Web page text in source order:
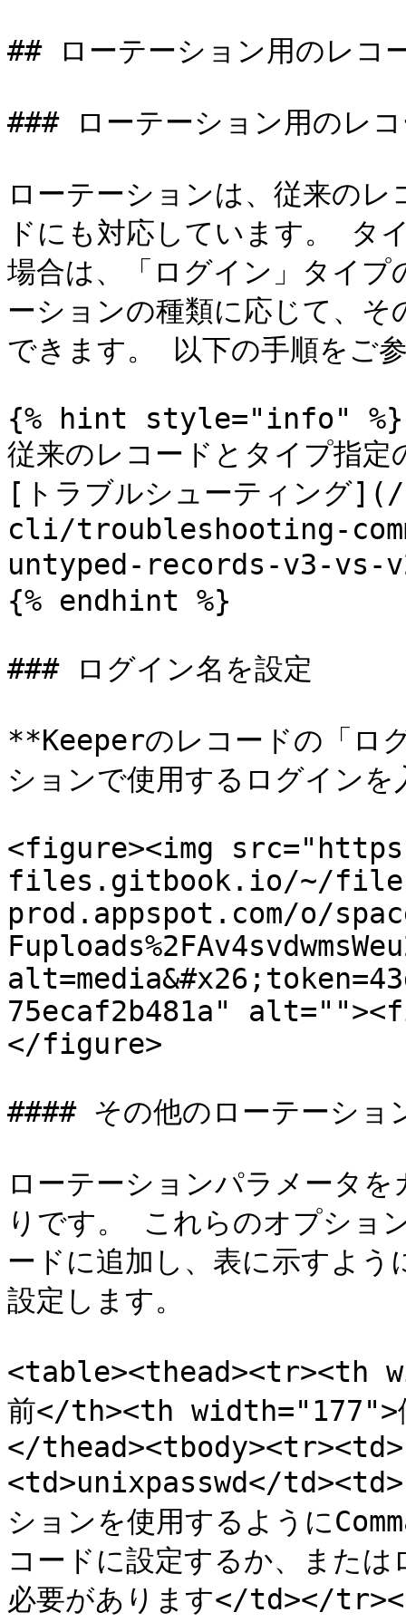
## ローテーション用のレコ
### ローテーション用のレ
ローテーションは、従来の
ドにも対応しています。 タ
場合は、「ログイン」タイ
ーションの種類に応じて、
できます。 以下の手順をご
{% hint style="info" %}
従来のレコードとタイプ指
[トラブルシューティング
cli/troubleshooting-
untyped-records-v3-vs-
{% endhint %}
### ログイン名を設定
**Keeperのレコードの「ロ
ションで使用するログイン
<figure><img
files.gitbook.io/~/
prod.appspot.com/o/
75ecaf2b481a"
</figure>
#### その他のローテーショ
ローテーションパラメータ
りです。 これらのオプショ
ードに追加し、表に示すよ
設定します。
<table><thead><tr><th
前</th><th
</
<td>unixpasswd</
ションを使用するように
コードに設定するか、また
必要があります</td></